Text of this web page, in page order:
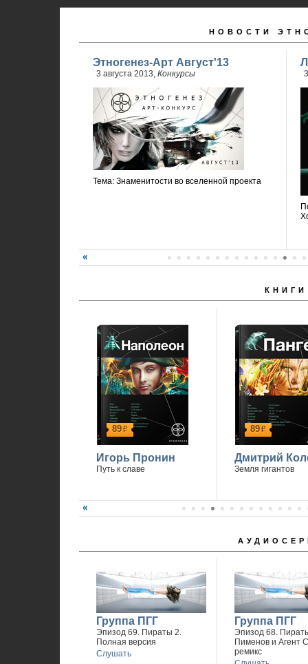
НОВОСТИ
Этногенез-Арт Август'13
3 августа 2013, Конкурсы
Тема: Знаменитости во вселенной проекта
КНИГИ
89р
Игорь Пронин
Путь к славе
89р
Дмитрий
Земля гигантов
Группа ПГГ
Эпизод 69. Пираты 2.
Полная версия
Слушать
Группа ПГГ
Эпизод 68.
Пименов и Агент
ремикс